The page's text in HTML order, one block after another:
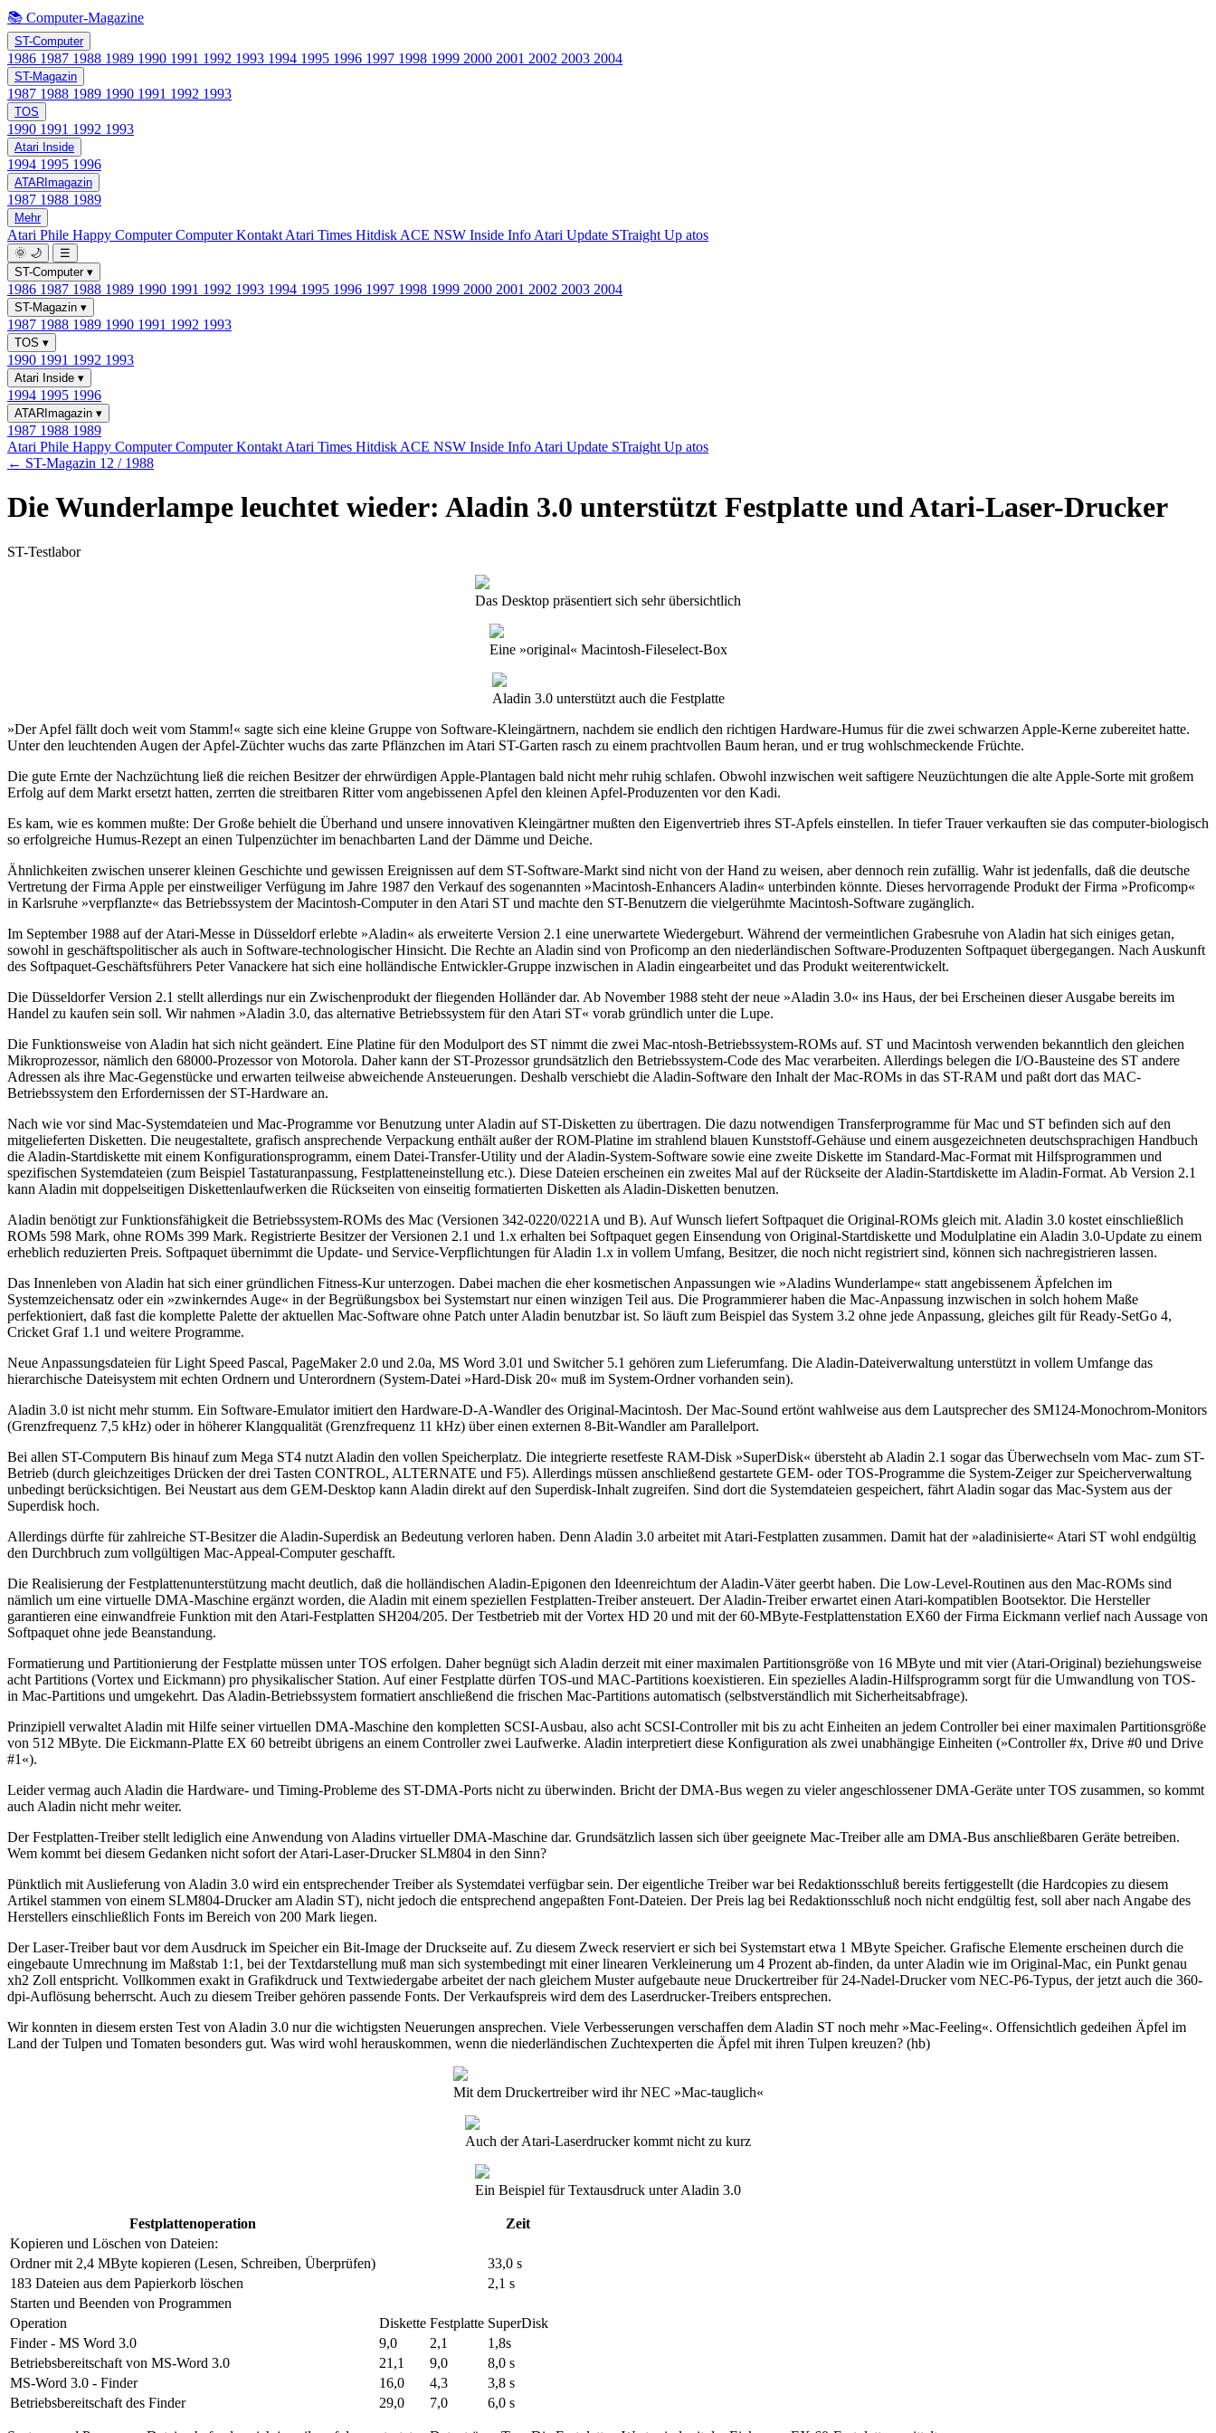
📚 Computer-Magazine
ST-Computer
1986 1987 1988 1989 1990 1991 1992 1993 1994 1995 1996 1997 1998 1999 2000 2001 2002 2003 2004
ST-Magazin
1987 1988 1989 1990 1991 1992 1993
TOS
1990 1991 1992 1993
Atari Inside
1994 1995 1996
ATARImagazin
1987 1988 1989
Mehr
Atari Phile Happy ComputerComputer Kontakt Atari Times Hitdisk ACE NSW Inside Info Atari Update STraight Up atos
🌞 🌙
☰
ST-Computer ▾
1986 1987 1988 1989 1990 1991 1992 1993 1994 1995 1996 1997 1998 1999 2000 2001 2002 2003 2004
ST-Magazin ▾
1987 1988 1989 1990 1991 1992 1993
TOS ▾
1990 1991 1992 1993
Atari Inside ▾
1994 1995 1996
ATARImagazin ▾
1987 1988 1989
Atari Phile Happy ComputerComputer Kontakt Atari Times Hitdisk ACE NSW Inside Info Atari Update STraight Up atos
← ST-Magazin 12 / 1988
Die Wunderlampe leuchtet wieder: Aladin 3.0 unterstützt Festplatte und Atari-Laser-Drucker
ST-Testlabor
Das Desktop präsentiert sich sehr übersichtlich
Eine »original« Macintosh-Fileselect-Box
Aladin 3.0 unterstützt auch die Festplatte
»Der Apfel fällt doch weit vom Stamm!« sagte sich eine kleine Gruppe von Software-Kleingärtnern, nachdem sie endlich den richtigen Hardware-Humus für die zwei schwarzen Apple-Kerne zubereitet hatte.
Unter den leuchtenden Augen der Apfel-Züchter wuchs das zarte Pflänzchen im Atari ST-Garten rasch zu einem prachtvollen Baum heran, und er trug wohlschmeckende Früchte.
Die gute Ernte der Nachzüchtung ließ die reichen Besitzer der ehrwürdigen Apple-Plantagen bald nicht mehr ruhig schlafen. Obwohl inzwischen weit saftigere Neuzüchtungen die alte Apple-Sorte mit großem
Erfolg auf dem Markt ersetzt hatten, zerrten die streitbaren Ritter vom angebissenen Apfel den kleinen Apfel-Produzenten vor den Kadi.
Es kam, wie es kommen mußte: Der Große behielt die Überhand und unsere innovativen Kleingärtner mußten den Eigenvertrieb ihres ST-Apfels einstellen. In tiefer Trauer verkauften sie das computer-biologisch
so erfolgreiche Humus-Rezept an einen Tulpenzüchter im benachbarten Land der Dämme und Deiche.
Ähnlichkeiten zwischen unserer kleinen Geschichte und gewissen Ereignissen auf dem ST-Software-Markt sind nicht von der Hand zu weisen, aber dennoch rein zufällig. Wahr ist jedenfalls, daß die deutsche
Vertretung der Firma Apple per einstweiliger Verfügung im Jahre 1987 den Verkauf des sogenannten »Macintosh-Enhancers Aladin« unterbinden könnte. Dieses hervorragende Produkt der Firma »Proficomp«
in Karlsruhe »verpflanzte« das Betriebssystem der Macintosh-Computer in den Atari ST und machte den ST-Benutzern die vielgerühmte Macintosh-Software zugänglich.
Im September 1988 auf der Atari-Messe in Düsseldorf erlebte »Aladin« als erweiterte Version 2.1 eine unerwartete Wiedergeburt. Während der vermeintlichen Grabesruhe von Aladin hat sich einiges getan,
sowohl in geschäftspolitischer als auch in Software-technologischer Hinsicht. Die Rechte an Aladin sind von Proficomp an den niederländischen Software-Produzenten Softpaquet übergegangen. Nach Auskunft
des Softpaquet-Geschäftsführers Peter Vanackere hat sich eine holländische Entwickler-Gruppe inzwischen in Aladin eingearbeitet und das Produkt weiterentwickelt.
Die Düsseldorfer Version 2.1 stellt allerdings nur ein Zwischenprodukt der fliegenden Holländer dar. Ab November 1988 steht der neue »Aladin 3.0« ins Haus, der bei Erscheinen dieser Ausgabe bereits im
Handel zu kaufen sein soll. Wir nahmen »Aladin 3.0, das alternative Betriebssystem für den Atari ST« vorab gründlich unter die Lupe.
Die Funktionsweise von Aladin hat sich nicht geändert. Eine Platine für den Modulport des ST nimmt die zwei Mac-ntosh-Betriebssystem-ROMs auf. ST und Macintosh verwenden bekanntlich den gleichen
Mikroprozessor, nämlich den 68000-Prozessor von Motorola. Daher kann der ST-Prozessor grundsätzlich den Betriebssystem-Code des Mac verarbeiten. Allerdings belegen die I/O-Bausteine des ST andere
Adressen als ihre Mac-Gegenstücke und erwarten teilweise abweichende Ansteuerungen. Deshalb verschiebt die Aladin-Software den Inhalt der Mac-ROMs in das ST-RAM und paßt dort das MAC-
Betriebssystem den Erfordernissen der ST-Hardware an.
Nach wie vor sind Mac-Systemdateien und Mac-Programme vor Benutzung unter Aladin auf ST-Disketten zu übertragen. Die dazu notwendigen Transferprogramme für Mac und ST befinden sich auf den
mitgelieferten Disketten. Die neugestaltete, grafisch ansprechende Verpackung enthält außer der ROM-Platine im strahlend blauen Kunststoff-Gehäuse und einem ausgezeichneten deutschsprachigen Handbuch
die Aladin-Startdiskette mit einem Konfigurationsprogramm, einem Datei-Transfer-Utility und der Aladin-System-Software sowie eine zweite Diskette im Standard-Mac-Format mit Hilfsprogrammen und
spezifischen Systemdateien (zum Beispiel Tastaturanpassung, Festplatteneinstellung etc.). Diese Dateien erscheinen ein zweites Mal auf der Rückseite der Aladin-Startdiskette im Aladin-Format. Ab Version 2.1
kann Aladin mit doppelseitigen Diskettenlaufwerken die Rückseiten von einseitig formatierten Disketten als Aladin-Disketten benutzen.
Aladin benötigt zur Funktionsfähigkeit die Betriebssystem-ROMs des Mac (Versionen 342-0220/0221A und B). Auf Wunsch liefert Softpaquet die Original-ROMs gleich mit. Aladin 3.0 kostet einschließlich
ROMs 598 Mark, ohne ROMs 399 Mark. Registrierte Besitzer der Versionen 2.1 und 1.x erhalten bei Softpaquet gegen Einsendung von Original-Startdiskette und Modulplatine ein Aladin 3.0-Update zu einem
erheblich reduzierten Preis. Softpaquet übernimmt die Update- und Service-Verpflichtungen für Aladin 1.x in vollem Umfang, Besitzer, die noch nicht registriert sind, können sich nachregistrieren lassen.
Das Innenleben von Aladin hat sich einer gründlichen Fitness-Kur unterzogen. Dabei machen die eher kosmetischen Anpassungen wie »Aladins Wunderlampe« statt angebissenem Äpfelchen im
Systemzeichensatz oder ein »zwinkerndes Auge« in der Begrüßungsbox bei Systemstart nur einen winzigen Teil aus. Die Programmierer haben die Mac-Anpassung inzwischen in solch hohem Maße
perfektioniert, daß fast die komplette Palette der aktuellen Mac-Software ohne Patch unter Aladin benutzbar ist. So läuft zum Beispiel das System 3.2 ohne jede Anpassung, gleiches gilt für Ready-SetGo 4,
Cricket Graf 1.1 und weitere Programme.
Neue Anpassungsdateien für Light Speed Pascal, PageMaker 2.0 und 2.0a, MS Word 3.01 und Switcher 5.1 gehören zum Lieferumfang. Die Aladin-Dateiverwaltung unterstützt in vollem Umfange das
hierarchische Dateisystem mit echten Ordnern und Unterordnern (System-Datei »Hard-Disk 20« muß im System-Ordner vorhanden sein).
Aladin 3.0 ist nicht mehr stumm. Ein Software-Emulator imitiert den Hardware-D-A-Wandler des Original-Macintosh. Der Mac-Sound ertönt wahlweise aus dem Lautsprecher des SM124-Monochrom-Monitors
(Grenzfrequenz 7,5 kHz) oder in höherer Klangqualität (Grenzfrequenz 11 kHz) über einen externen 8-Bit-Wandler am Parallelport.
Bei allen ST-Computern Bis hinauf zum Mega ST4 nutzt Aladin den vollen Speicherplatz. Die integrierte resetfeste RAM-Disk »SuperDisk« übersteht ab Aladin 2.1 sogar das Überwechseln vom Mac- zum ST-
Betrieb (durch gleichzeitiges Drücken der drei Tasten CONTROL, ALTERNATE und F5). Allerdings müssen anschließend gestartete GEM- oder TOS-Programme die System-Zeiger zur Speicherverwaltung
unbedingt berücksichtigen. Bei Neustart aus dem GEM-Desktop kann Aladin direkt auf den Superdisk-Inhalt zugreifen. Sind dort die Systemdateien gespeichert, fährt Aladin sogar das Mac-System aus der
Superdisk hoch.
Allerdings dürfte für zahlreiche ST-Besitzer die Aladin-Superdisk an Bedeutung verloren haben. Denn Aladin 3.0 arbeitet mit Atari-Festplatten zusammen. Damit hat der »aladinisierte« Atari ST wohl endgültig
den Durchbruch zum vollgültigen Mac-Appeal-Computer geschafft.
Die Realisierung der Festplattenunterstützung macht deutlich, daß die holländischen Aladin-Epigonen den Ideenreichtum der Aladin-Väter geerbt haben. Die Low-Level-Routinen aus den Mac-ROMs sind
nämlich um eine virtuelle DMA-Maschine ergänzt worden, die Aladin mit einem speziellen Festplatten-Treiber ansteuert. Der Aladin-Treiber erwartet einen Atari-kompatiblen Bootsektor. Die Hersteller
garantieren eine einwandfreie Funktion mit den Atari-Festplatten SH204/205. Der Testbetrieb mit der Vortex HD 20 und mit der 60-MByte-Festplattenstation EX60 der Firma Eickmann verlief nach Aussage von
Softpaquet ohne jede Beanstandung.
Formatierung und Partitionierung der Festplatte müssen unter TOS erfolgen. Daher begnügt sich Aladin derzeit mit einer maximalen Partitionsgröße von 16 MByte und mit vier (Atari-Original) beziehungsweise
acht Partitions (Vortex und Eickmann) pro physikalischer Station. Auf einer Festplatte dürfen TOS-und MAC-Partitions koexistieren. Ein spezielles Aladin-Hilfsprogramm sorgt für die Umwandlung von TOS-
in Mac-Partitions und umgekehrt. Das Aladin-Betriebssystem formatiert anschließend die frischen Mac-Partitions automatisch (selbstverständlich mit Sicherheitsabfrage).
Prinzipiell verwaltet Aladin mit Hilfe seiner virtuellen DMA-Maschine den kompletten SCSI-Ausbau, also acht SCSI-Controller mit bis zu acht Einheiten an jedem Controller bei einer maximalen Partitionsgröße
von 512 MByte. Die Eickmann-Platte EX 60 betreibt übrigens an einem Controller zwei Laufwerke. Aladin interpretiert diese Konfiguration als zwei unabhängige Einheiten (»Controller #x, Drive #0 und Drive
#1«).
Leider vermag auch Aladin die Hardware- und Timing-Probleme des ST-DMA-Ports nicht zu überwinden. Bricht der DMA-Bus wegen zu vieler angeschlossener DMA-Geräte unter TOS zusammen, so kommt
auch Aladin nicht mehr weiter.
Der Festplatten-Treiber stellt lediglich eine Anwendung von Aladins virtueller DMA-Maschine dar. Grundsätzlich lassen sich über geeignete Mac-Treiber alle am DMA-Bus anschließbaren Geräte betreiben.
Wem kommt bei diesem Gedanken nicht sofort der Atari-Laser-Drucker SLM804 in den Sinn?
Pünktlich mit Auslieferung von Aladin 3.0 wird ein entsprechender Treiber als Systemdatei verfügbar sein. Der eigentliche Treiber war bei Redaktionsschluß bereits fertiggestellt (die Hardcopies zu diesem
Artikel stammen von einem SLM804-Drucker am Aladin ST), nicht jedoch die entsprechend angepaßten Font-Dateien. Der Preis lag bei Redaktionsschluß noch nicht endgültig fest, soll aber nach Angabe des
Herstellers einschließlich Fonts im Bereich von 200 Mark liegen.
Der Laser-Treiber baut vor dem Ausdruck im Speicher ein Bit-Image der Druckseite auf. Zu diesem Zweck reserviert er sich bei Systemstart etwa 1 MByte Speicher. Grafische Elemente erscheinen durch die
eingebaute Umrechnung im Maßstab 1:1, bei der Textdarstellung muß man sich systembedingt mit einer linearen Verkleinerung um 4 Prozent ab-finden, da unter Aladin wie im Original-Mac, ein Punkt genau
xh2 Zoll entspricht. Vollkommen exakt in Grafikdruck und Textwiedergabe arbeitet der nach gleichem Muster aufgebaute neue Druckertreiber für 24-Nadel-Drucker vom NEC-P6-Typus, der jetzt auch die 360-
dpi-Auflösung beherrscht. Auch zu diesem Treiber gehören passende Fonts. Der Verkaufspreis wird dem des Laserdrucker-Treibers entsprechen.
Wir konnten in diesem ersten Test von Aladin 3.0 nur die wichtigsten Neuerungen ansprechen. Viele Verbesserungen verschaffen dem Aladin ST noch mehr »Mac-Feeling«. Offensichtlich gedeihen Äpfel im
Land der Tulpen und Tomaten besonders gut. Was wird wohl herauskommen, wenn die niederländischen Zuchtexperten die Äpfel mit ihren Tulpen kreuzen? (hb)
Mit dem Druckertreiber wird ihr NEC »Mac-tauglich«
Auch der Atari-Laserdrucker kommt nicht zu kurz
Ein Beispiel für Textausdruck unter Aladin 3.0
Festplattenoperation
Zeit
Kopieren und Löschen von Dateien:
Ordner mit 2,4 MByte kopieren (Lesen, Schreiben, Überprüfen)
33,0 s
183 Dateien aus dem Papierkorb löschen
2,1 s
Starten und Beenden von Programmen
Operation
Diskette Festplatte SuperDisk
Finder - MS Word 3.0
9,0 2,1
1,8s
Betriebsbereitschaft von MS-Word 3.0
21,1 9,0
8,0 s
MS-Word 3.0 - Finder
16,0 4,3
3,8 s
Betriebsbereitschaft des Finder
29,0 7,0 6,0 s